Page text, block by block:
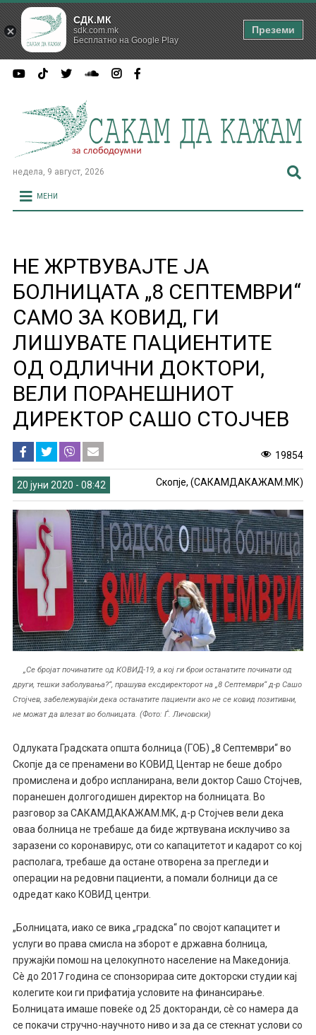
недела, 9 август, 2026
МЕНИ
НЕ ЖРТВУВАЈТЕ JA
БОЛНИЦАТА „8 СЕПТЕМВРИ“
САМО ЗА КОВИД, ГИ
ЛИШУВАТЕ ПАЦИЕНТИТЕ
ОД ОДЛИЧНИ ДОКТОРИ,
ВЕЛИ ПОРАНЕШНИОТ
ДИРЕКТОР САШО СТОЈЧЕВ
19854
20 јуни 2020 - 08:42 Скопје, (САКАМДАКАЖАМ.МК)
„Се бројат починатите од КОВИД-19, а кој ги брои останатите починати од
други, тешки заболувања?“, прашува ексдиректорот на „8 Септември“ д-р Сашо
Стојчев, забележувајќи дека останатите пациенти ако не се ковид позитивни,
не можат да влезат во болницата. (Фото: Ѓ. Личовски)
Одлуката Градската општа болница (ГОБ) „8 Септември“ во
Скопје да се пренамени во КОВИД Центар не беше добро
промислена и добро испланирана, вели доктор Сашо Стојчев,
поранешен долгогодишен директор на болницата. Во
разговор за САКАМДАКАЖАМ.МК, д-р Стојчев вели дека
оваа болница не требаше да биде жртвувана исклучиво за
заразени со коронавирус, оти со капацитетот и кадарот со кој
располага, требаше да остане отворена за прегледи и
операции на редовни пациенти, а помали болници да се
одредат како КОВИД центри.
„Болницата, иако се вика „градска“ по својот капацитет и
услуги во права смисла на зборот e државна болница,
пружајќи помош на целокупното население на Македонија.
Сè до 2017 година се спонзорираа сите докторски студии кај
колегите кои ги прифатија условите на финансирање.
Болницата имаше повеќе од 25 докторанди, сè со намера да
се покачи стручно-научното ниво и за да се стекнат услови со
СДК.МК
sdk.com.mk
Бесплатно на Google Play
Преземи